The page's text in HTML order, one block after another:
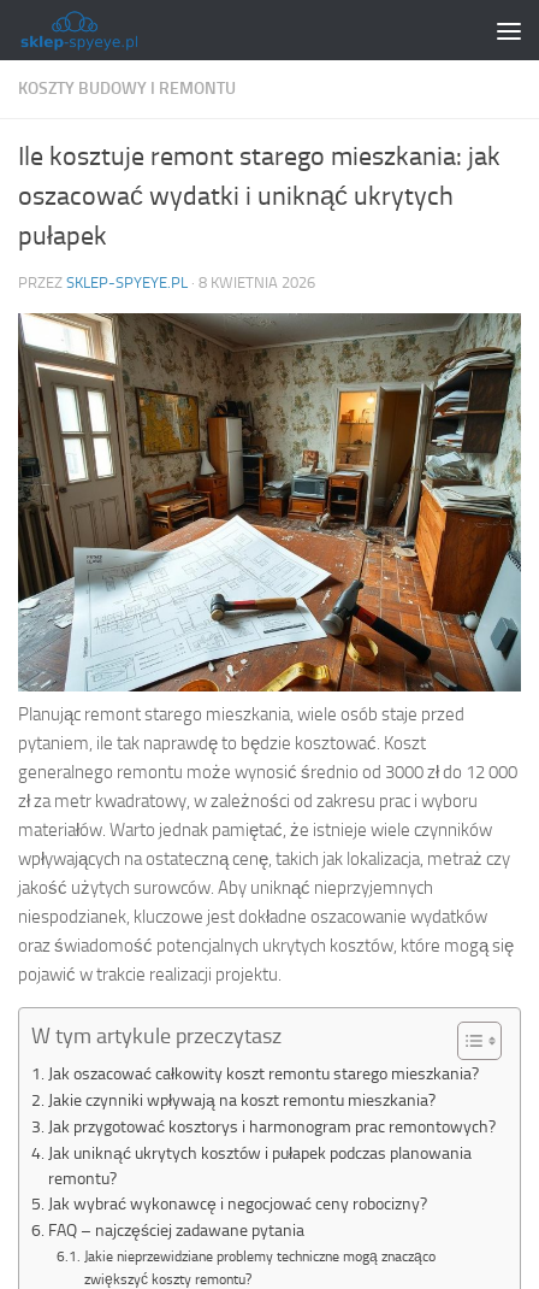
Skip to content
KOSZTY BUDOWY I REMONTU
Ile kosztuje remont starego mieszkania: jak
oszacować wydatki i uniknąć ukrytych
pułapek
PRZEZ SKLEP-SPYEYE.PL · 8 KWIETNIA 2026
Planując remont starego mieszkania, wiele osób staje przed
pytaniem, ile tak naprawdę to będzie kosztować. Koszt
generalnego remontu może wynosić średnio od 3000 zł do 12 000
zł za metr kwadratowy, w zależności od zakresu prac i wyboru
materiałów. Warto jednak pamiętać, że istnieje wiele czynników
wpływających na ostateczną cenę, takich jak lokalizacja, metraż czy
jakość użytych surowców. Aby uniknąć nieprzyjemnych
niespodzianek, kluczowe jest dokładne oszacowanie wydatków
oraz świadomość potencjalnych ukrytych kosztów, które mogą się
pojawić w trakcie realizacji projektu.
W tym artykule przeczytasz
Jak oszacować całkowity koszt remontu starego mieszkania?
Jakie czynniki wpływają na koszt remontu mieszkania?
Jak przygotować kosztorys i harmonogram prac remontowych?
Jak uniknąć ukrytych kosztów i pułapek podczas planowania
remontu?
Jak wybrać wykonawcę i negocjować ceny robocizny?
FAQ – najczęściej zadawane pytania
Jakie nieprzewidziane problemy techniczne mogą znacząco
zwiększyć koszty remontu?